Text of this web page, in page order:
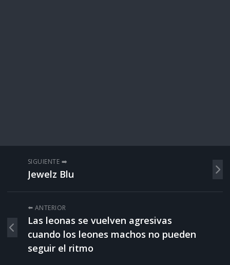
SIGUIENTE ➡️
Jewelz Blu
⬅️ ANTERIOR
Las leonas se vuelven agresivas
cuando los leones machos no pueden
seguir el ritmo